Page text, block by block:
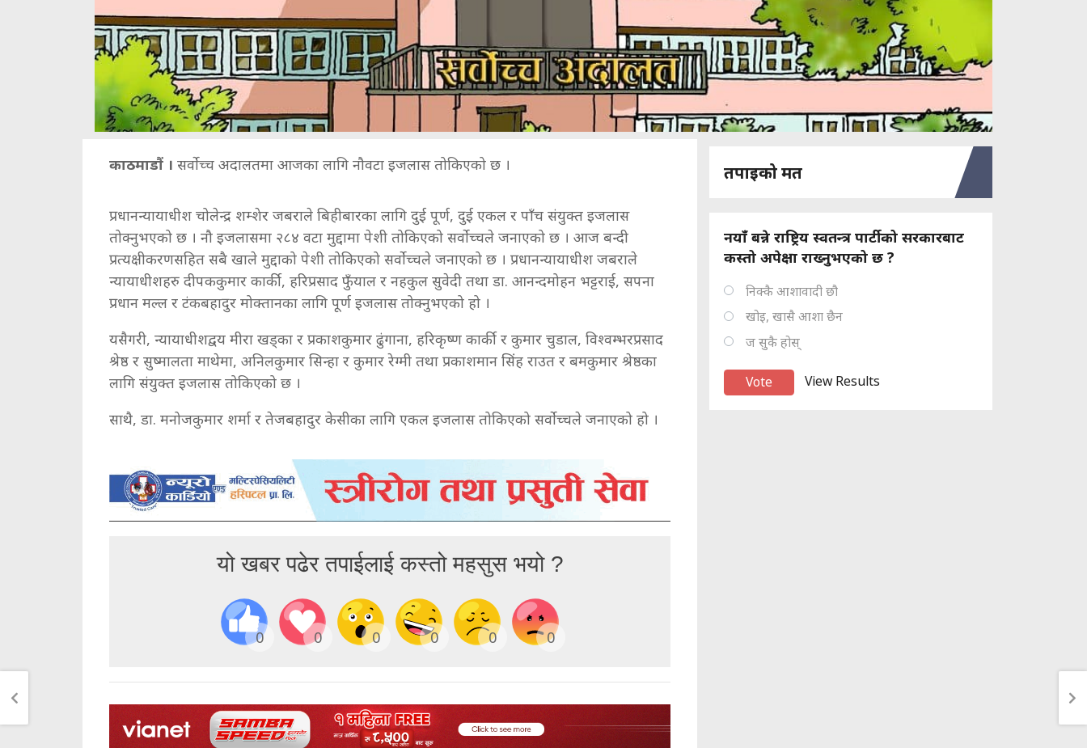
काठमाडौं । सर्वोच्च अदालतमा आजका लागि नौवटा इजलास तोकिएको छ ।
प्रधानन्यायाधीश चोलेन्द्र शम्शेर जबराले बिहीबारका लागि दुई पूर्ण, दुई एकल र पाँच संयुक्त इजलास
तोक्नुभएको छ । नौ इजलासमा २८४ वटा मुद्दामा पेशी तोकिएको सर्वोच्चले जनाएको छ । आज बन्दी
प्रत्यक्षीकरणसहित सबै खाले मुद्दाको पेशी तोकिएको सर्वोच्चले जनाएको छ । प्रधानन्यायाधीश जबराले
न्यायाधीशहरु दीपककुमार कार्की, हरिप्रसाद फुँयाल र नहकुल सुवेदी तथा डा. आनन्दमोहन भट्टराई, सपना
प्रधान मल्ल र टंकबहादुर मोक्तानका लागि पूर्ण इजलास तोक्नुभएको हो ।
यसैगरी, न्यायाधीशद्वय मीरा खड्का र प्रकाशकुमार ढुंगाना, हरिकृष्ण कार्की र कुमार चुडाल, विश्वम्भरप्रसाद
श्रेष्ठ र सुष्मालता माथेमा, अनिलकुमार सिन्हा र कुमार रेग्मी तथा प्रकाशमान सिंह राउत र बमकुमार श्रेष्ठका
लागि संयुक्त इजलास तोकिएको छ ।
साथै, डा. मनोजकुमार शर्मा र तेजबहादुर केसीका लागि एकल इजलास तोकिएको सर्वोच्चले जनाएको हो ।
यो खबर पढेर तपाईलाई कस्तो महसुस भयो ?
0 0 0 0 0 0
तपाइको मत
नयाँ बन्ने राष्ट्रिय स्वतन्त्र पार्टीको सरकारबाट
कस्तो अपेक्षा राख्नुभएको छ ?
निक्कै आशावादी छौ
खोइ, खासै आशा छैन
ज सुकै होस्
View Results